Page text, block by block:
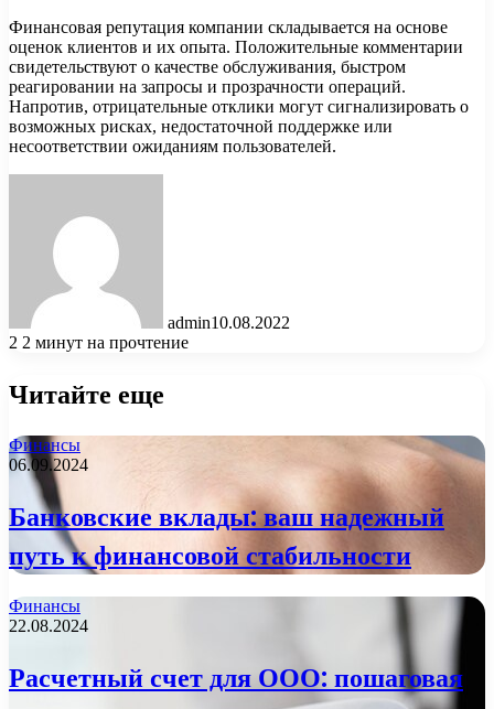
Финансовая репутация компании складывается на основе
оценок клиентов и их опыта. Положительные комментарии
свидетельствуют о качестве обслуживания, быстром
реагировании на запросы и прозрачности операций.
Напротив, отрицательные отклики могут сигнализировать о
возможных рисках, недостаточной поддержке или
несоответствии ожиданиям пользователей.
admin10.08.2022
2 2 минут на прочтение
Читайте еще
Финансы
06.09.2024
Банковские вклады: ваш надежный
путь к финансовой стабильности
Финансы
22.08.2024
Расчетный счет для ООО: пошаговая